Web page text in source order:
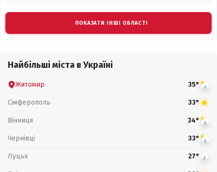
ПОКАЗАТИ ІНШІ ОБЛАСТІ
Найбільші міста в Україні
Житомир 35°
Сімферополь 33°
Вінниця 34°
Чернівці 33°
Луцьк 27°